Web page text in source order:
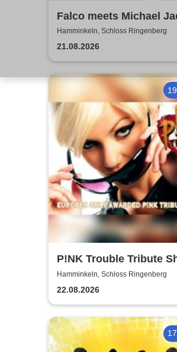
Falco meets Michael
Hamminkeln, Schloss Ringenberg
21.08.2026
P!NK Trouble Tribute
im Schlosspark |
Ringenberger Kulturtage
Hamminkeln, Schloss Ringenberg
22.08.2026